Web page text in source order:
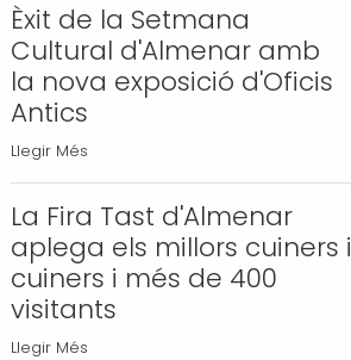
Èxit de la Setmana
Cultural d'Almenar amb
la nova exposició d'Oficis
Antics
Èxit
de
la
Setmana
Cultural
d'Almenar
amb
la
Llegir Més
La Fira Tast d'Almenar
aplega els millors cuiners i
cuiners i més de 400
visitants
La
Llegir Més